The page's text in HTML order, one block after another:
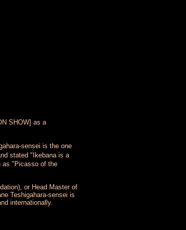
SHOW] as a
sensei is the one
stated "Ikebana is a
as "Picasso of the
or Head Master of
Teshigahara-sensei is
internationally.